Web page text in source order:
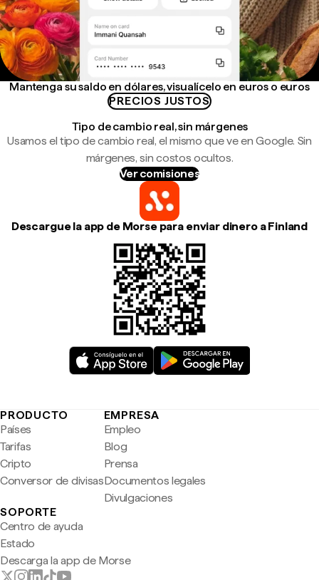
Mantenga su saldo en dólares, visualícelo en euros o euros
PRECIOS JUSTOS
Tipo de cambio real, sin márgenes
Usamos el tipo de cambio real, el mismo que ve en Google. Sin
márgenes, sin costos ocultos.
Ver comisiones
Descargue la app de Morse para enviar dinero a Finland
PRODUCTO
Países
Tarifas
Cripto
Conversor de divisas
EMPRESA
Empleo
Blog
Prensa
Documentos legales
Divulgaciones
SOPORTE
Centro de ayuda
Estado
Descarga la app de Morse